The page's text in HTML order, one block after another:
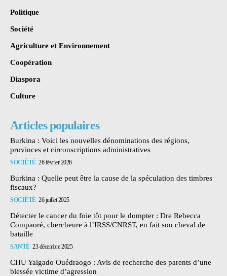
Politique
Société
Agriculture et Environnement
Coopération
Diaspora
Culture
Articles populaires
Burkina : Voici les nouvelles dénominations des régions,
provinces et circonscriptions administratives
SOCIÉTÉ 26 février 2026
Burkina : Quelle peut être la cause de la spéculation des timbres
fiscaux?
SOCIÉTÉ 26 juillet 2025
Détecter le cancer du foie tôt pour le dompter : Dre Rebecca
Compaoré, chercheure à l’IRSS/CNRST, en fait son cheval de
bataille
SANTÉ 23 décembre 2025
CHU Yalgado Ouédraogo : Avis de recherche des parents d’une
blessée victime d’agression